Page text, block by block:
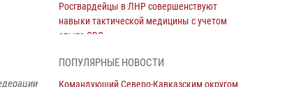
Росгвардейцы в ЛНР совершенствуют
навыки тактической медицины с учетом
опыта СВО
Росгвардейцы обеспечили безопасность
ПОПУЛЯРНЫЕ НОВОСТИ
Командующий Северо-Кавказским округом